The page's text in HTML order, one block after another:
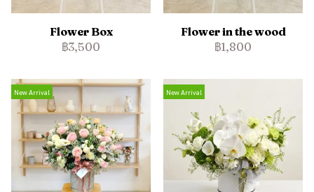
Flower Box
฿3,500
Flower in the wood
฿1,800
New Arrival New Arrival